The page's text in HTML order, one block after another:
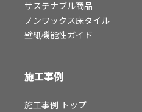
事業紹介
スペースソリューション事業
ファシリティソリューション事業
サステナブル商品
ノンワックス床タイル
壁紙機能性ガイド
施工事例
施工事例 トップ